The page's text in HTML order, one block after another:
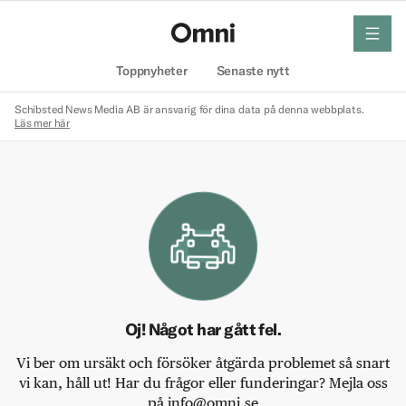
Toppnyheter Senaste nytt
meny
Schibsted News Media AB är ansvarig för dina data på denna webbplats.
Läs mer här
Oj! Något har gått fel.
Vi ber om ursäkt och försöker åtgärda problemet så snart
vi kan, håll ut! Har du frågor eller funderingar? Mejla oss